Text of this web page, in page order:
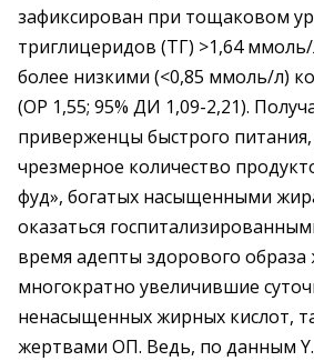
зафиксирован при тощаковом
триглицеридов (ТГ) >1,64
более низкими (<0,85 ммоль/л)
(ОР 1,55; 95% ДИ 1,09-2,21).
приверженцы быстрого
чрезмерное количество
фуд», богатых насыщенными
оказаться
время адепты здорового образа
многократно увеличившие
ненасыщенных жирных кислот,
жертвами ОП. Ведь, по данным